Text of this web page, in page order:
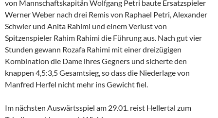
von Mannschaftskapitän Wolfgang Petri baute Ersatzspieler
Werner Weber nach drei Remis von Raphael Petri, Alexander
Schwier und Anita Rahimi und einem Verlust von
Spitzenspieler Rahim Rahimi die Führung aus. Nach gut vier
Stunden gewann Rozafa Rahimi mit einer dreizügigen
Kombination die Dame ihres Gegners und sicherte den
knappen 4,5:3,5 Gesamtsieg, so dass die Niederlage von
Manfred Herfel nicht mehr ins Gewicht fiel.
Im nächsten Auswärtsspiel am 29.01. reist Hellertal zum